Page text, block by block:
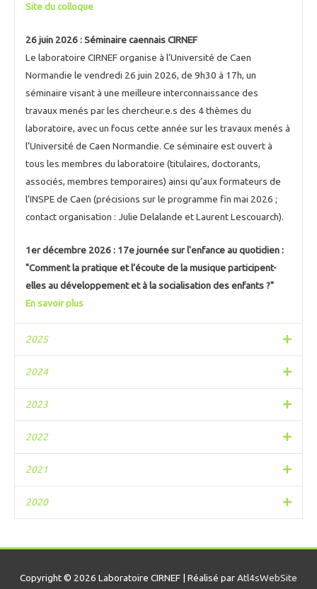
Site du colloque
26 juin 2026 : Séminaire caennais CIRNEF
Le laboratoire CIRNEF organise à l’Université de Caen
Normandie le vendredi 26 juin 2026, de 9h30 à 17h, un
séminaire visant à une meilleure interconnaissance des
travaux menés par les chercheur.e.s des 4 thèmes du
laboratoire, avec un focus cette année sur les travaux menés à
l’Université de Caen Normandie. Ce séminaire est ouvert à
tous les membres du laboratoire (titulaires, doctorants,
associés, membres temporaires) ainsi qu’aux formateurs de
l’INSPE de Caen (précisions sur le programme fin mai 2026 ;
contact organisation : Julie Delalande et Laurent Lescouarch).
1er décembre 2026 : 17e journée sur l'enfance au quotidien :
"Comment la pratique et l’écoute de la musique participent-
elles au développement et à la socialisation des enfants ?"
En savoir plus
2025
2024
2023
2022
2021
2020
Copyright © 2026 Laboratoire CIRNEF | Réalisé parAtl4sWebSite